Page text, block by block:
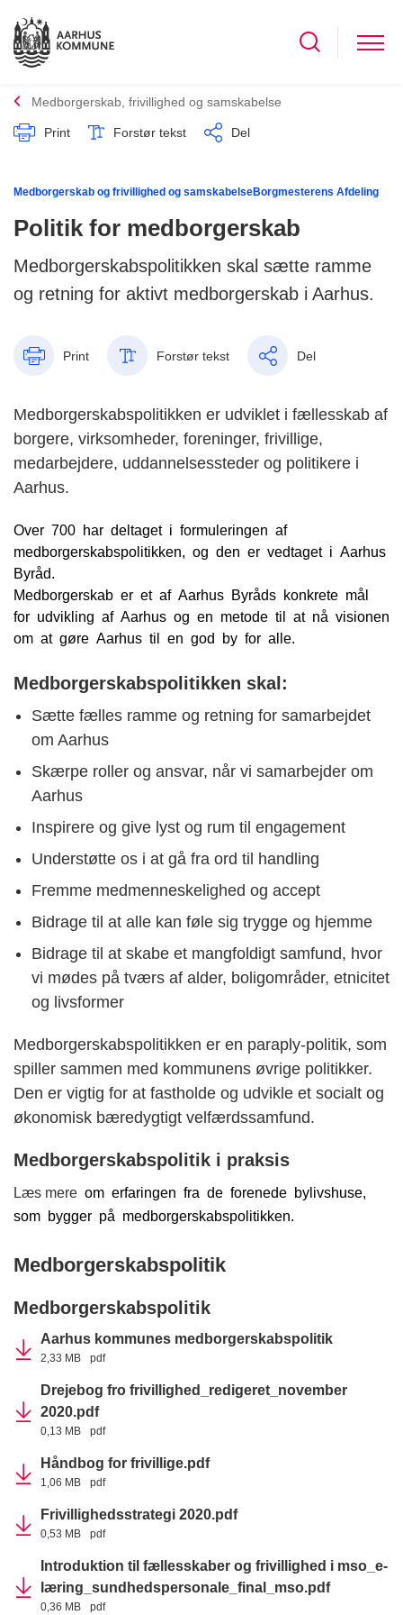
Medborgerskab, frivillighed og samskabelse
Print Forstør tekst Del
Medborgerskab og frivillighed og samskabelseBorgmesterens Afdeling
Politik for medborgerskab
Medborgerskabspolitikken skal sætte ramme
og retning for aktivt medborgerskab i Aarhus.
Print Forstør tekst Del
Medborgerskabspolitikken er udviklet i fællesskab af
borgere, virksomheder, foreninger, frivillige,
medarbejdere, uddannelsessteder og politikere i
Aarhus.
Over 700 har deltaget i formuleringen af
medborgerskabspolitikken, og den er vedtaget i Aarhus
Byråd.
Medborgerskab er et af Aarhus Byråds konkrete mål
for udvikling af Aarhus og en metode til at nå visionen
om at gøre Aarhus til en god by for alle.
Medborgerskabspolitikken skal:
Sætte fælles ramme og retning for samarbejdet
om Aarhus
Skærpe roller og ansvar, når vi samarbejder om
Aarhus
Inspirere og give lyst og rum til engagement
Understøtte os i at gå fra ord til handling
Fremme medmenneskelighed og accept
Bidrage til at alle kan føle sig trygge og hjemme
Bidrage til at skabe et mangfoldigt samfund, hvor
vi mødes på tværs af alder, boligområder, etnicitet
og livsformer
Medborgerskabspolitikken er en paraply-politik, som
spiller sammen med kommunens øvrige politikker.
Den er vigtig for at fastholde og udvikle et socialt og
økonomisk bæredygtigt velfærdssamfund.
Medborgerskabspolitik i praksis
Læs mere om erfaringen fra de forenede bylivshuse,
som bygger på medborgerskabspolitikken.
Medborgerskabspolitik
Medborgerskabspolitik
Aarhus kommunes medborgerskabspolitik
2,33 MB pdf
Drejebog fro frivillighed_redigeret_november
2020.pdf
0,13 MB pdf
Håndbog for frivillige.pdf
1,06 MB pdf
Frivillighedsstrategi 2020.pdf
0,53 MB pdf
Introduktion til fællesskaber og frivillighed i mso_e-
læring_sundhedspersonale_final_mso.pdf
0,36 MB pdf